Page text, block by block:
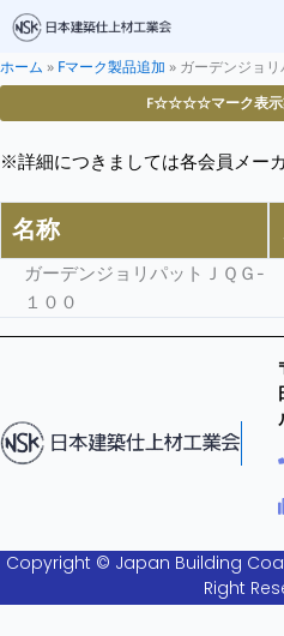
ホーム » Fマーク製品追加 » ガーデンジョ
F☆☆☆☆マーク表示
※詳細につきましては各会員メー
名称
ガーデンジョリパットＪＱＧ-
１００
Copyright © Japan Building
Right